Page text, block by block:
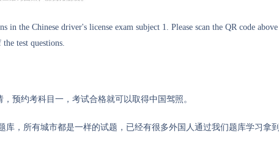
the Chinese driver's license exam subject 1. Please scan the QR code above
test questions.
预约考科目一，考试合格就可以取得中国驾照。
，所有城市都是一样的试题，已经有很多外国人通过我们题库学习拿到